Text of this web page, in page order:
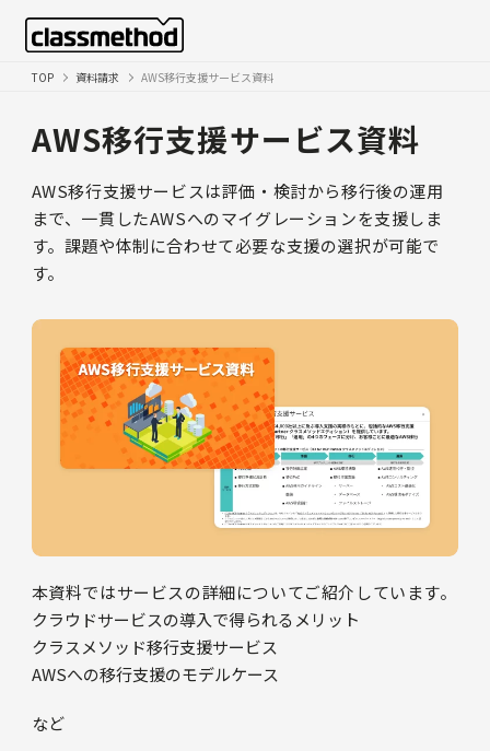
TOP 資料請求 AWS移行支援サービス資料
AWS移行支援サービス資料
AWS移行支援サービスは評価・検討から移行後の運用
まで、一貫したAWSへのマイグレーションを支援しま
す。課題や体制に合わせて必要な支援の選択が可能で
す。
本資料ではサービスの詳細についてご紹介しています。
クラウドサービスの導⼊で得られるメリット
クラスメソッド移⾏⽀援サービス
AWSへの移⾏⽀援のモデルケース
など